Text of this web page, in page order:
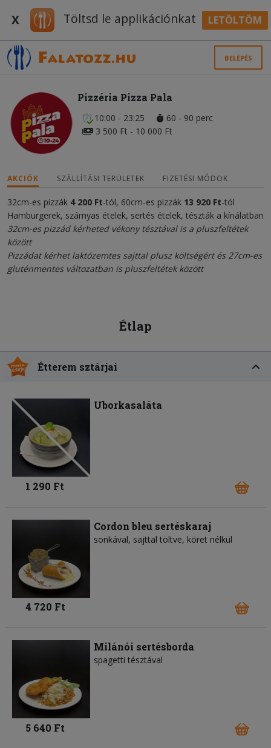
X Töltsd le applikációnkat LETÖLTÖM
BELÉPÉS
Pizzéria Pizza Pala
10:00 - 23:25
60 - 90 perc
3 500 Ft - 10 000 Ft
AKCIÓK SZÁLLÍTÁSI TERÜLETEK FIZETÉSI MÓDOK
32cm-es pizzák 4 200 Ft-tól, 60cm-es pizzák 13 920 Ft-tól
Hamburgerek, szárnyas ételek, sertés ételek, tészták a kínálatban
32cm-es pizzád kérheted vékony tésztával is a pluszfeltétek
között
Pizzádat kérhet laktózemtes sajttal plusz költségért és 27cm-es
gluténmentes változatban is pluszfeltétek között
Étlap
Étterem sztárjai
Uborkasaláta
1 290 Ft
Cordon bleu sertéskaraj
sonkával, sajttal töltve, köret nélkül
4 720 Ft
Milánói sertésborda
spagetti tésztával
5 640 Ft